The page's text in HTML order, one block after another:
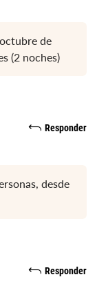
de
(2 noches)
Responder
desde
Responder